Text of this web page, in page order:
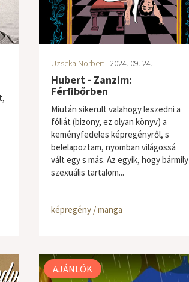
Uzseka Norbert| 2024. 09. 24.
Hubert - Zanzim:
Férfibőrben
Miután sikerült valahogy leszedni a
fóliát (bizony, ez olyan könyv) a
keményfedeles képregényről, s
belelapoztam, nyomban világossá
vált egy s más. Az egyik, hogy bármily
szexuális tartalom...
képregény / manga
AJÁNLÓK